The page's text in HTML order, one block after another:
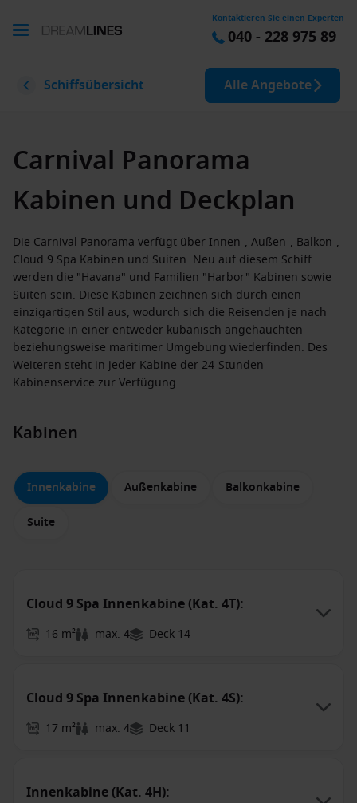
Kontaktieren Sie einen Experten
040 - 228 975 89
Schiffsübersicht Alle Angebote
Carnival Panorama
Kabinen und Deckplan
Die Carnival Panorama verfügt über Innen-, Außen-, Balkon-,
Cloud 9 Spa Kabinen und Suiten. Neu auf diesem Schiff
werden die "Havana" und Familien "Harbor" Kabinen sowie
Suiten sein. Diese Kabinen zeichnen sich durch einen
einzigartigen Stil aus, wodurch sich die Reisenden je nach
Kategorie in einer entweder kubanisch angehauchten
beziehungsweise maritimer Umgebung wiederfinden. Des
Weiteren steht in jeder Kabine der 24-Stunden-
Kabinenservice zur Verfügung.
Kabinen
Innenkabine Außenkabine Balkonkabine
Suite
Cloud 9 Spa Innenkabine (Kat. 4T):
16 m² max. 4 Deck 14
Cloud 9 Spa Innenkabine (Kat. 4S):
17 m² max. 4 Deck 11
Innenkabine (Kat. 4H):